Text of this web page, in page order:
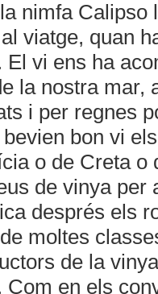
nimfa Calipso
viatge, quan
El vi ens ha
la nostra mar,
i per regnes
bevien bon vi
o de Creta o
de vinya per
després els
moltes
de la
Com en els